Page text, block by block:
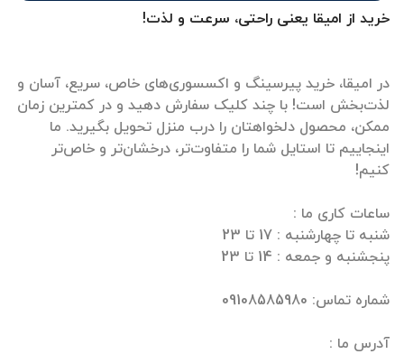
خرید از امیقا یعنی راحتی، سرعت و لذت!
در امیقا، خرید پیرسینگ و اکسسوری‌های خاص، سریع، آسان و
لذت‌بخش است! با چند کلیک سفارش دهید و در کمترین زمان
ممکن، محصول دلخواهتان را درب منزل تحویل بگیرید. ما
اینجاییم تا استایل شما را متفاوت‌تر، درخشان‌تر و خاص‌تر